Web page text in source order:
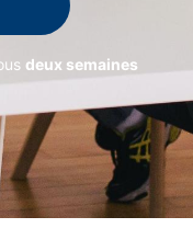
deux semaines